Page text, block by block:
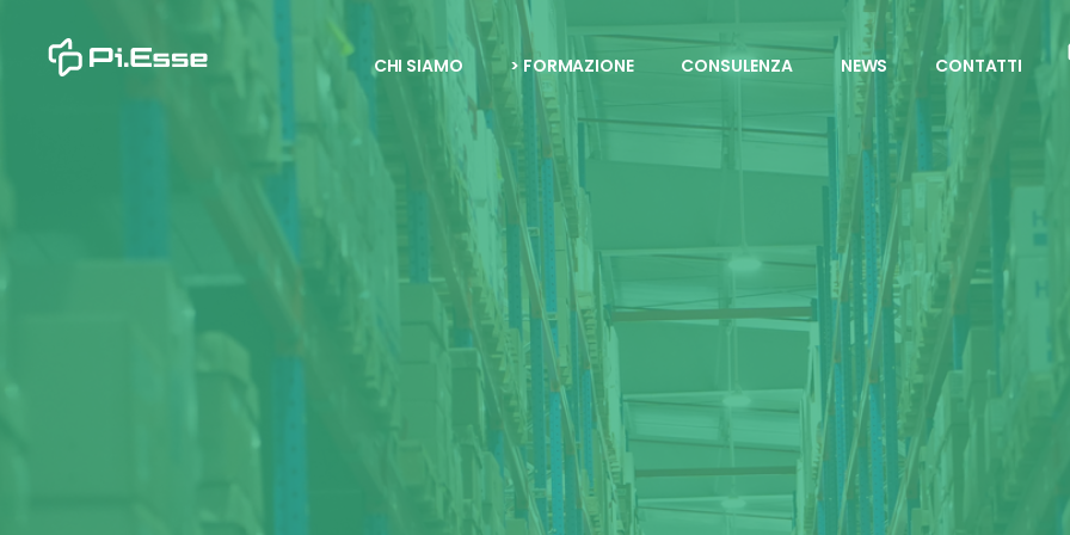
CHI SIAMO > FORMAZIONE CONSULENZA NEWS CONTATTI